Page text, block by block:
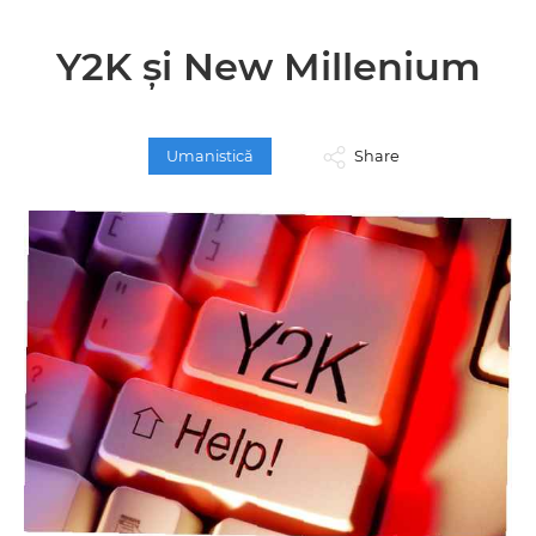
Y2K și New Millenium
Umanistică Share